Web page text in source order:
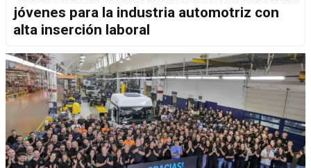
jóvenes para la industria automotriz con
alta inserción laboral